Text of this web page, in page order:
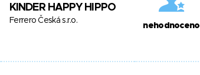
KINDER HAPPY HIPPO
Ferrero Česká s.r.o.
nehodnoceno